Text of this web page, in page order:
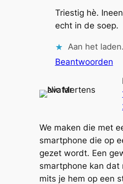
Triestig hè.
echt in de soep.
Aan het
Beantwoorden
We maken die met
smartphone die op
gezet wordt. Een
smartphone kan dat
mits je hem op een